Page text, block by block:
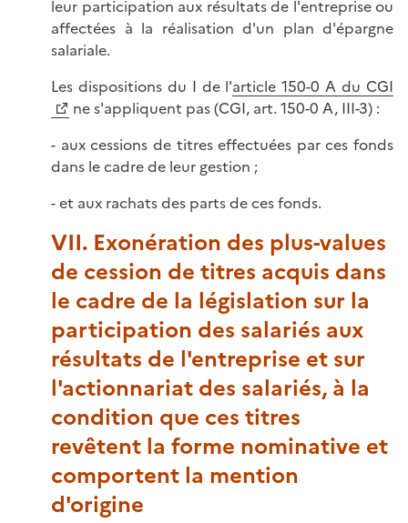
leur participation aux résultats de l'entreprise ou
affectées à la réalisation d'un plan d'épargne
salariale.
Les dispositions du I de l'article 150-0 A du CGI
ne s'appliquent pas (CGI, art. 150-0 A, III-3) :
- aux cessions de titres effectuées par ces fonds
dans le cadre de leur gestion ;
- et aux rachats des parts de ces fonds.
VII. Exonération des plus-values
de cession de titres acquis dans
le cadre de la législation sur la
participation des salariés aux
résultats de l'entreprise et sur
l'actionnariat des salariés, à la
condition que ces titres
revêtent la forme nominative et
comportent la mention
d'origine